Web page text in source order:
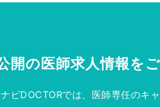
開の医師求人情報を
ビDOCTORでは、医師専任のキ